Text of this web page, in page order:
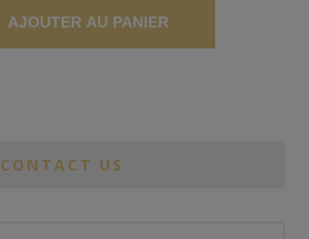
AJOUTER AU PANIER
CONTACT US